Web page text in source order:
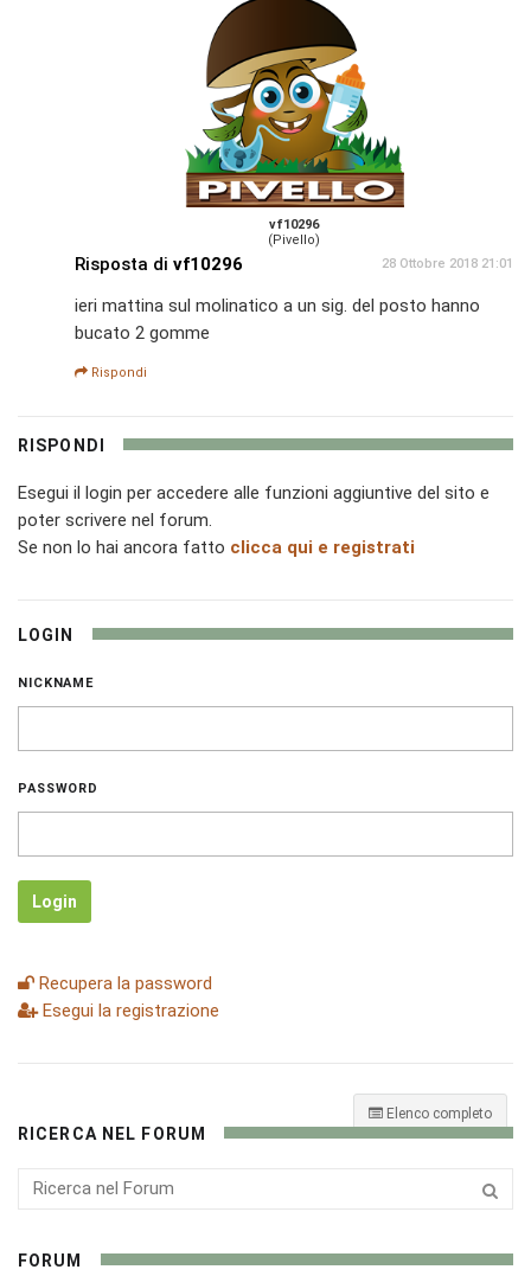
vf10296
(Pivello)
Risposta di vf10296 28 Ottobre 2018 21:01
ieri mattina sul molinatico a un sig. del posto hanno
bucato 2 gomme
Rispondi
RISPONDI
Esegui il login per accedere alle funzioni aggiuntive del sito e
poter scrivere nel forum.
Se non lo hai ancora fatto clicca qui e registrati
LOGIN
NICKNAME
PASSWORD
Login
Recupera la password
Esegui la registrazione
Elenco completo
RICERCA NEL FORUM
FORUM